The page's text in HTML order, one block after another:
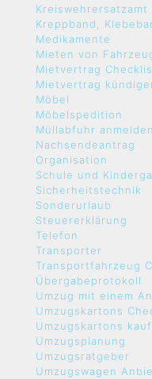
Kreiswehrersatzamt
Kreppband,
Medikamente
Mieten von
Mietvertrag
Mietvertrag
Möbel
Möbelspedition
Müllabfuhr anmelden
Nachsendeantrag
Organisation
Schule und
Sicherheitstechnik
Sonderurlaub
Steuererklärung
Telefon
Transporter
Transportfahrzeug
Übergabeprotokoll
Umzug mit einem
Umzugskartons
Umzugskartons
Umzugsplanung
Umzugsratgeber
Umzugswagen